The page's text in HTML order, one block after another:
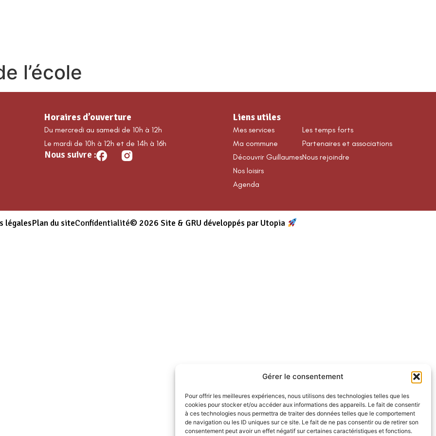
Gérer le consentement
Pour offrir les meilleures expériences, nous utilisons des technologies telles que les
cookies pour stocker et/ou accéder aux informations des appareils. Le fait de consentir
à ces technologies nous permettra de traiter des données telles que le comportement
de navigation ou les ID uniques sur ce site. Le fait de ne pas consentir ou de retirer son
consentement peut avoir un effet négatif sur certaines caractéristiques et fonctions.
l’école
Horaires d’ouverture
Du mercredi au samedi de 10h à 12h
Le mardi de 10h à 12h et de 14h à 16h
Nous suivre :
Liens utiles
Mes services
Ma commune
Découvrir Guillaumes
Nos loisirs
Agenda
Les temps forts
Partenaires et associations
Nous rejoindre
légalesPlan du siteConfidentialité© 2026 Site & GRU développés par Utopia